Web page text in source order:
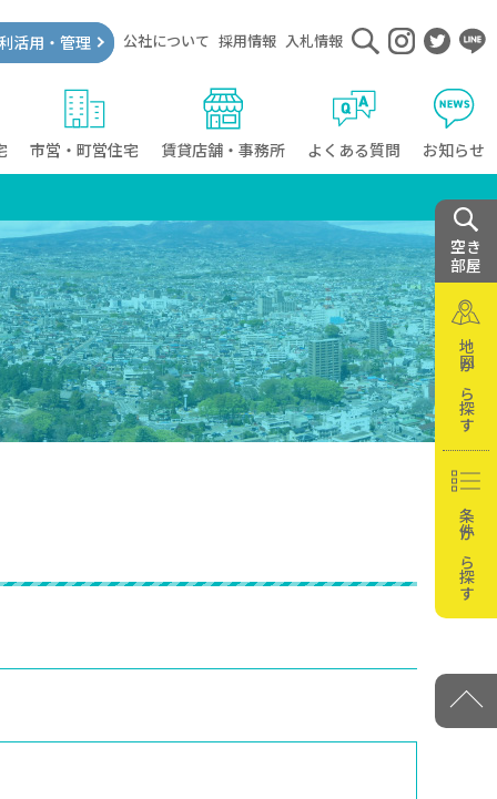
市営・町営住宅 賃貸店舗・事務所 よくある質問 お知らせ
利活用・管理 公社について 採用情報 入札情報
空き
部屋
地図から探す
条件から探す